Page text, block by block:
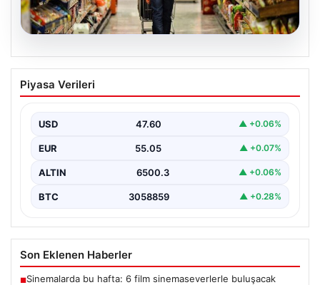
Nisan Ayı Enflasyon Rakamları Ne
Zaman Açıklanacak? Ekonomistlerin
Türkiye İstatistik Kurumu (TÜİK) tarafından açıklanacak
Piyasa Verileri
USD 47.60 ▲ +0.06%
EUR 55.05 ▲ +0.07%
ALTIN 6500.3 ▲ +0.06%
BTC 3058859 ▲ +0.28%
Son Eklenen Haberler
■Sinemalarda bu hafta: 6 film sinemaseverlerle buluşacak